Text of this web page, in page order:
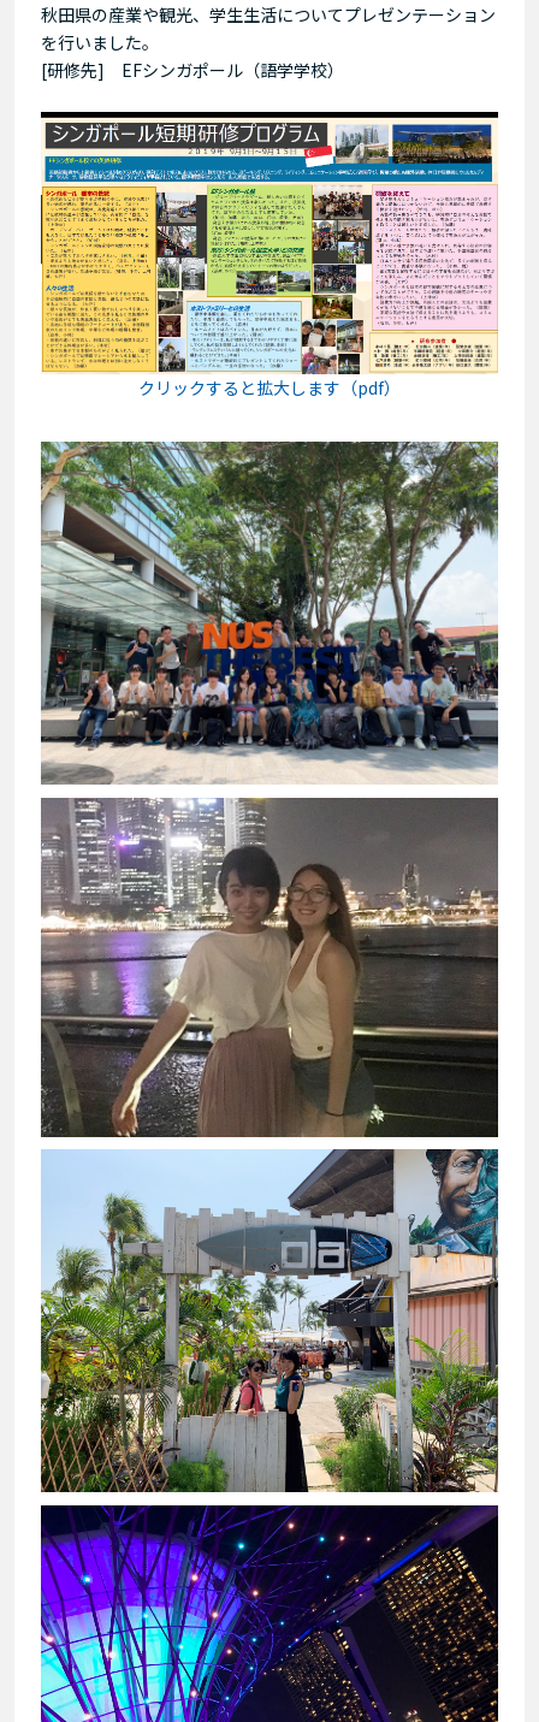
秋田県の産業や観光、学生生活についてプレゼンテーション
を行いました。
[研修先] EFシンガポール（語学学校）
クリックすると拡大します（pdf）